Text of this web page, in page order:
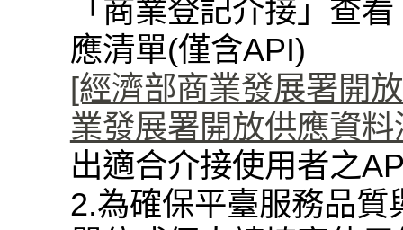
「商業登記介接」查
應清單(僅含API)
[經濟部商業發展署開
業發展署開放供應資
出適合介接使用者之
2.為確保平臺服務品